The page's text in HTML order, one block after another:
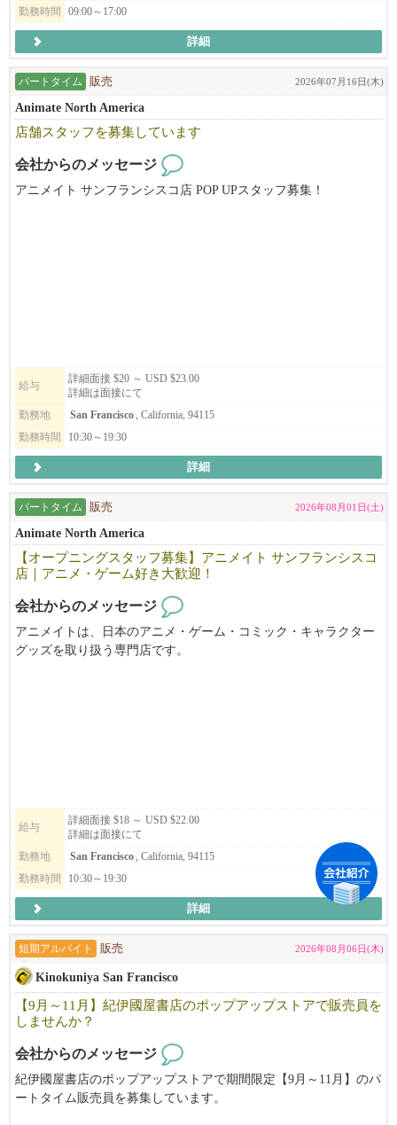
弊社 彩々楽ダイニンググループは創業1886年本社は埼玉県。日本
飲食店を展開している会社です。元々は埼玉の片田舎の一飲食店
であった実家「ひのでや食堂」でしたが、4代目当主である私が20
代30代と欧州や米国などで海外勤務をした経験を通じ、世界にお
ける和食の特異性（うまみ だしの概念）や調理技巧の素晴らし
さに気づいたことから、こういった素晴らしい日本の食文化を世
界中どこでも誰でも楽しめる普遍的なものにしたい！ダシの文化
を広めたい！と決心し、その手段として懐石や純和食などではな
主流である「TONKOTSU とんこつ」でなく、和風「だしラーメ
ン」での勝負です。唯一無二の我々のだしラーメンは差別化さ
れ、和食を極めた料理人が作った「和ラーメン」としての新ジャ
ンルを確立、ラーメン店がどんどん増えつつある激戦区CAベイエ
リアにおいてもOPEN以来常に地域のトップランキングに座して
順調に走ってまいりました。
「ひのでや」の営業開始。その後、現在までにカリフォルニア州
のサンフランシスコで直営４店舗、テキサスのダラスで直営１店
舗を運営し、ロサンゼルスで初の直営店が９月にオープンする人
気ラーメン店。まだまだ成長途中の企業です。目標通り世界5極体
年までに達成）に向けて鋭意躍進を続けていくことも目標として
頑張っています。もちろん、日本や米国内でも展開を進めますの
で、そこを攻め、そして守ってくれる仲間も求めています。
を感じ楽しく働けることを目指している、そんなチームです。
未経験者でも大丈夫です。難しく考えることはありません。特別
な技能も要りません。人が好きで、人を笑顔にする事を仕事にし
たい方、世界で活躍したい方はぜひチームに加わってください！
お待ちしています。
勤務時間
09:00～17:00
詳細
パートタイム 販売 2026年07月16日(木)
Animate North America
店舗スタッフを募集しています
会社からのメッセージ
アニメイト サンフランシスコ店 POP UPスタッフ募集！
アニメやグッズが好きな方、明るく前向きに取り組める方歓迎！
履歴書を usaanimateos950@gmail.com までお送りください。ご応募
お待ちしております。
給与
詳細面接 $20 ～ USD $23.00
詳細は面接にて
勤務地
San Francisco, California, 94115
勤務時間
10:30～19:30
詳細
パートタイム 販売 2026年08月01日(土)
Animate North America
【オープニングスタッフ募集】アニメイト サンフランシスコ
店｜アニメ・ゲーム好き大歓迎！
会社からのメッセージ
アニメイトは、日本のアニメ・ゲーム・コミック・キャラクター
グッズを取り扱う専門店です。
ただける店舗を目指しませんか？
レジュメを添えてご応募ください。皆さまからのご応募を心より
お待ちしております。
給与
詳細面接 $18 ～ USD $22.00
詳細は面接にて
勤務地
San Francisco, California, 94115
勤務時間
10:30～19:30
詳細
短期アルバイト 販売 2026年08月06日(木)
Kinokuniya San Francisco
【9月～11月】紀伊國屋書店のポップアップストアで販売員を
しませんか？
会社からのメッセージ
紀伊國屋書店のポップアップストアで期間限定【9月～11月】のパ
ートタイム販売員を募集しています。